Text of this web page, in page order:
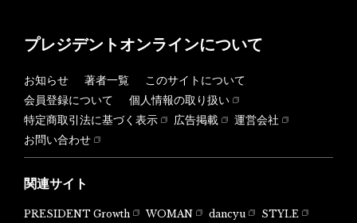
プレジデントオンラインについて
お知らせ 著者一覧
このサイトについて
会員登録について
個人情報の取り扱い
特定商取引法に基づく表示
広告掲載
運営会社
お問い合わせ
関連サイト
PRESIDENT Growth WOMAN dancyu STYLE